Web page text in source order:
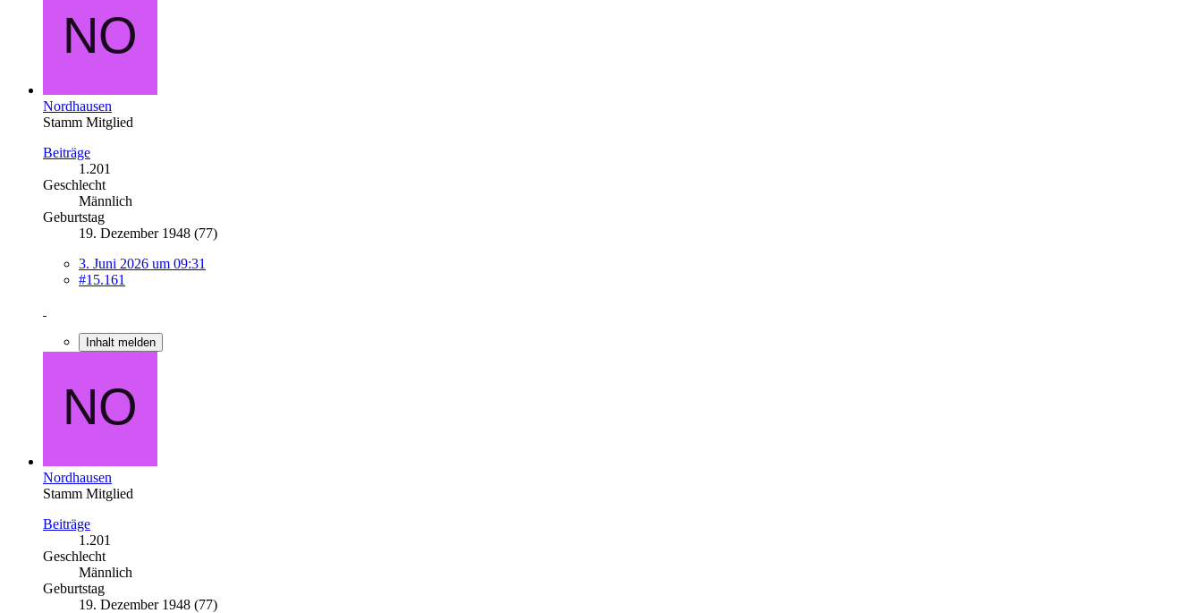
Nordhausen
Stamm Mitglied
Beiträge
1.201
Geschlecht
Männlich
Geburtstag
19. Dezember 1948 (77)
3. Juni 2026 um 09:31
#15.161
Inhalt melden
Nordhausen
Stamm Mitglied
Beiträge
1.201
Geschlecht
Männlich
Geburtstag
19. Dezember 1948 (77)